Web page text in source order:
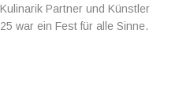
Partner und Künstler
war ein Fest für alle Sinne.